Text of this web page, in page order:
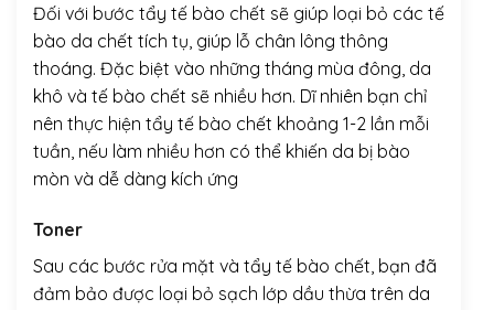
Đối với bước tẩy tế bào chết sẽ giúp loại bỏ các tế
bào da chết tích tụ, giúp lỗ chân lông thông
thoáng. Đặc biệt vào những tháng mùa đông, da
khô và tế bào chết sẽ nhiều hơn. Dĩ nhiên bạn chỉ
nên thực hiện tẩy tế bào chết khoảng 1-2 lần mỗi
tuần, nếu làm nhiều hơn có thể khiến da bị bào
mòn và dễ dàng kích ứng
Toner
Sau các bước rửa mặt và tẩy tế bào chết, bạn đã
đảm bảo được loại bỏ sạch lớp dầu thừa trên da